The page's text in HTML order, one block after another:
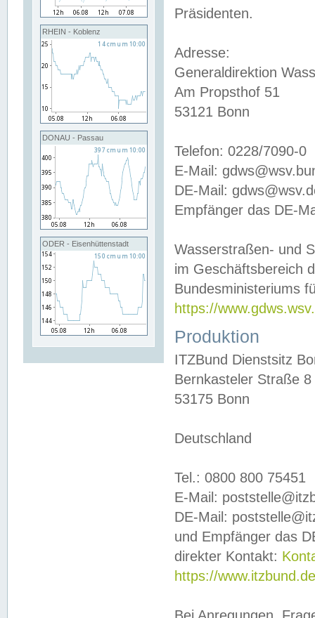
RHEIN - Koblenz
DONAU - Passau
ODER - Eisenhüttenstadt
Präsidenten.
Adresse:
Generaldirektion
Am Propsthof 51
53121 Bonn
Telefon: 0228/7090-0
E-Mail:
DE-Mail:
Empfänger das DE-
Wasserstraßen- und
im Geschäftsbereich
Bundesministeriums
https://
Produktion
ITZBund Dienstsitz
Bernkasteler Straße 8
53175 Bonn
Deutschland
Tel.: 0800 800 75451
E-Mail:
DE-Mail:
und Empfänger das
direkter Kontakt:
https://